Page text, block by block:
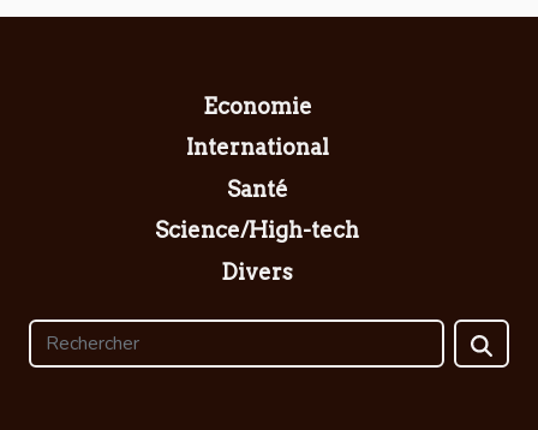
Economie
International
Santé
Science/High-tech
Divers